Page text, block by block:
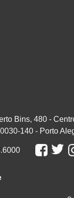
Bins, 480 -
140 - Porto